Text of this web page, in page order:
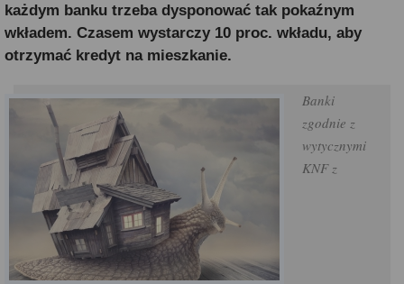
każdym banku trzeba dysponować tak pokaźnym
wkładem. Czasem wystarczy 10 proc. wkładu, aby
otrzymać kredyt na mieszkanie.
Banki
zgodnie z
wytycznymi
KNF z